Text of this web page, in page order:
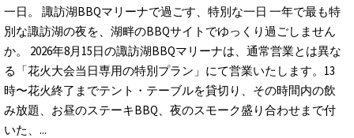
一日。 諏訪湖BBQマリーナで過ごす、特別な一日 一年で最も特
別な諏訪湖の夜を、湖畔のBBQサイトでゆっくり過ごしません
か。 2026年8月15日の諏訪湖BBQマリーナは、通常営業とは異な
る「花火大会当日専用の特別プラン」にて営業いたします。13
時〜花火終了までテント・テーブルを貸切り、その時間内の飲
み放題、お昼のステーキBBQ、夜のスモーク盛り合わせまで付
いた、...